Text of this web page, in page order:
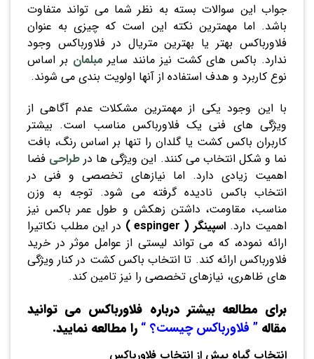
جواب این سوالات بسته به نظر شما می تواند متفاوت
باشد. اما مهمترین نکته این است که چیزی به عنوان
فلاورباکس بهتر یا بهترین متریال در فلاورباکس وجود
ندارد. باکس های کشت نیز مانند سایر مبلمان بر اساس
نوع کاربرد و هدف استفاده از آنها اولویت بندی می شوند.
با این وجود یکی از مهمترین مشکلات عدم آگاهی از
ویژگی های فنی یک فلاورباکس مناسب است. بیشتر
کاربران باکس کشت یا گلدان را تنها بر اساس رنگ، بافت
نما و شکل انتخاب می کنند. این ویژگی ها در طراحی فضا
اهمیت زیادی دارد. اما نیازهای تخصصی و فنی در
انتخاب باکس نادیده گرفته می شود. توجه به وزن
مناسب، مقاومت، داشتن زهکش و طول عمر باکس نیز
اهمیت دارد. اسپینگر ( espinger )
در این مطلب نکاتیرا
ارائه نموده، که می تواند لیستی از عوامل موثر در خرید
فلاورباکس ارائه کند. تا انتخاب باکس کشت در کنار ویژگی
های ظاهری، نیازهای تخصصی را نیز تامین کند.
برای مطالعه بیشتر درباره فلاورباکس می توانید
مقاله ” فلاورباکس چیست؟ “ را مطالعه نمایید.